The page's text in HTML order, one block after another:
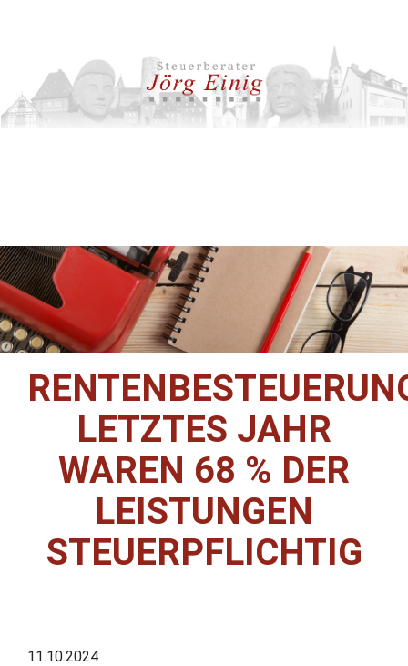
LETZTES JAHR
WAREN 68 % DER
LEISTUNGEN
STEUERPFLICHTIG
11.10.2024